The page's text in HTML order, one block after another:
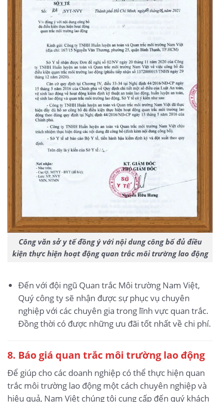
Công văn sở y tế đồng ý với nội dung công bố đủ điều
kiện thực hiện hoạt động quan trắc môi trường lao động
Đến với đội ngũ Quan trắc Môi trường Nam Việt,
Quý công ty sẽ nhận được sự phục vụ chuyên
nghiệp với các chuyên gia trong lĩnh vực quan trắc.
Đồng thời có được những ưu đãi tốt nhất về chi phí.
8. Báo giá quan trắc môi trường lao động
Để giúp cho các doanh nghiệp có thể thực hiện quan
trắc môi trường lao động một cách chuyên nghiệp và
hiệu quả, Nam Việt chúng tôi cung cấp đến quý khách